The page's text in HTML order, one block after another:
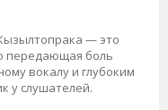
— это
передающая боль
вокалу и глубоким
у слушателей.